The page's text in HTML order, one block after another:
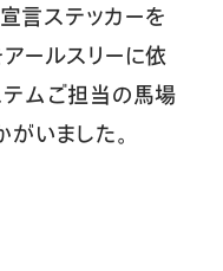
言ステッカーを
ールスリーに依
ムご担当の馬場
いました。